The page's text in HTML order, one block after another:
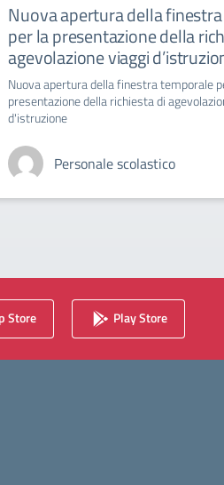
Nuova apertura della
per la presentazione della
agevolazione viaggi
Nuova apertura della finestra temporale
presentazione della richiesta di
d'istruzione
Personale scolastico
Store Play Store